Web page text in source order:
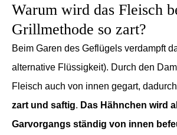
Warum wird das Fleisch
Grillmethode so zart?
Beim Garen des Geflügels verdampft
alternative Flüssigkeit). Durch den
Fleisch auch von innen gegart,
zart und saftig. Das Hähnchen wird
Garvorgangs ständig von innen